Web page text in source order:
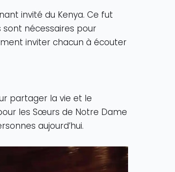
invité du Kenya. Ce fut
sont nécessaires pour
inviter chacun à écouter
partager la vie et le
les Sœurs de Notre Dame
aujourd’hui.